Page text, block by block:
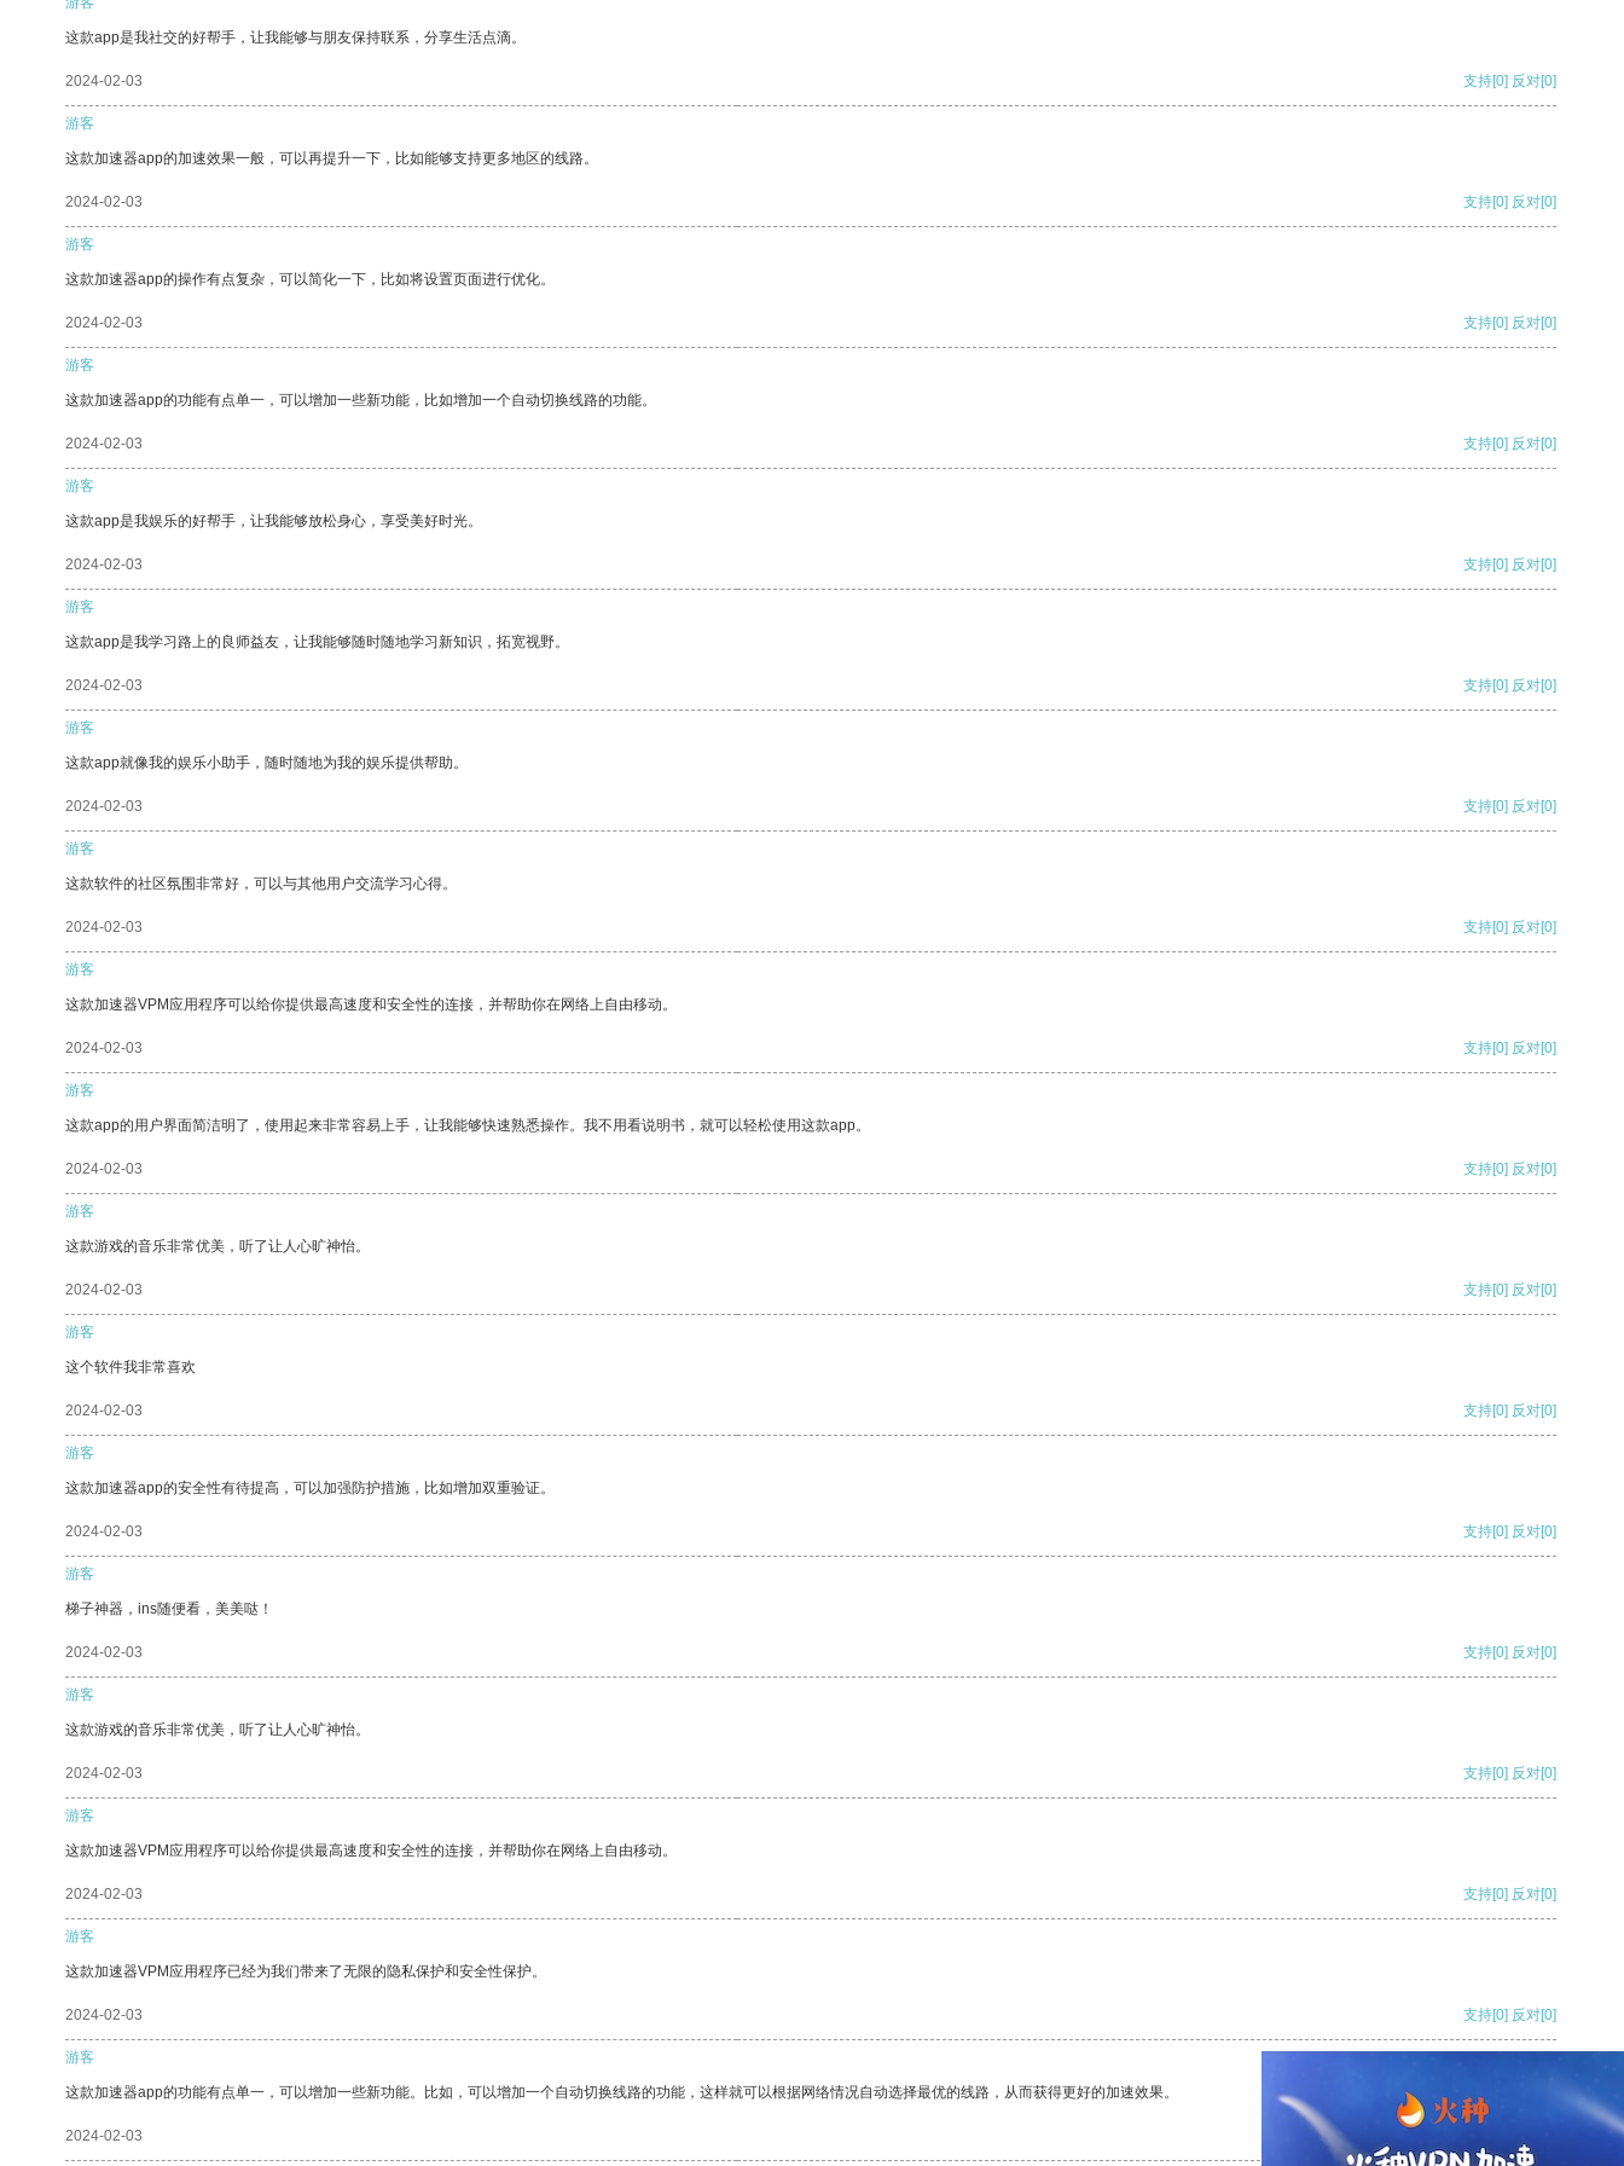
这款app是我社交的好帮手，让我能够与朋友保持联系，分享生活点滴。
2024-02-03 支持[0] 反对[0]
游客
这款加速器app的加速效果一般，可以再提升一下，比如能够支持更多地区的线路。
2024-02-03 支持[0] 反对[0]
游客
这款加速器app的操作有点复杂，可以简化一下，比如将设置页面进行优化。
2024-02-03 支持[0] 反对[0]
游客
这款加速器app的功能有点单一，可以增加一些新功能，比如增加一个自动切换线路的功能。
2024-02-03 支持[0] 反对[0]
游客
这款app是我娱乐的好帮手，让我能够放松身心，享受美好时光。
2024-02-03 支持[0] 反对[0]
游客
这款app是我学习路上的良师益友，让我能够随时随地学习新知识，拓宽视野。
2024-02-03 支持[0] 反对[0]
游客
这款app就像我的娱乐小助手，随时随地为我的娱乐提供帮助。
2024-02-03 支持[0] 反对[0]
游客
这款软件的社区氛围非常好，可以与其他用户交流学习心得。
2024-02-03 支持[0] 反对[0]
游客
这款加速器VPM应用程序可以给你提供最高速度和安全性的连接，并帮助你在网络上自由移动。
2024-02-03 支持[0] 反对[0]
游客
这款app的用户界面简洁明了，使用起来非常容易上手，让我能够快速熟悉操作。我不用看说明书，就可以轻松使用这款app。
2024-02-03 支持[0] 反对[0]
游客
这款游戏的音乐非常优美，听了让人心旷神怡。
2024-02-03 支持[0] 反对[0]
游客
这个软件我非常喜欢
2024-02-03 支持[0] 反对[0]
游客
这款加速器app的安全性有待提高，可以加强防护措施，比如增加双重验证。
2024-02-03 支持[0] 反对[0]
游客
梯子神器，ins随便看，美美哒！
2024-02-03 支持[0] 反对[0]
游客
这款游戏的音乐非常优美，听了让人心旷神怡。
2024-02-03 支持[0] 反对[0]
游客
这款加速器VPM应用程序可以给你提供最高速度和安全性的连接，并帮助你在网络上自由移动。
2024-02-03 支持[0] 反对[0]
游客
这款加速器VPM应用程序已经为我们带来了无限的隐私保护和安全性保护。
2024-02-03 支持[0] 反对[0]
游客
这款加速器app的功能有点单一，可以增加一些新功能。比如，可以增加一个自动切换线路的功能，这样就可以根据网络情况自动选择最优的线路，从而获得更好的加速效果。
2024-02-03